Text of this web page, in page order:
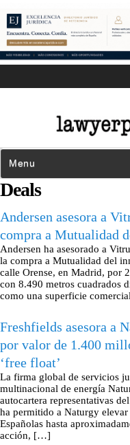
Deals
Andersen asesora a
compra a Mutualidad
Andersen ha asesorado a
la compra a Mutualidad del
calle Orense, en Madrid, por
con 8.490 metros cuadrados
como una superficie
Freshfields asesora a
por valor de 1.400
‘free float’
La firma global de servicios
multinacional de energía
autocartera representativas
ha permitido a Naturgy elevar
Españolas hasta
acción, […]